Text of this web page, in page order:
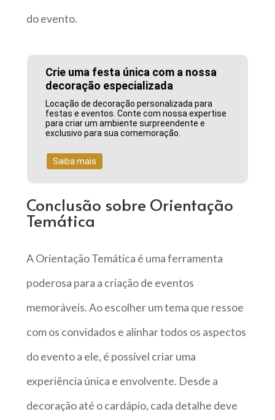
do evento.
Crie uma festa única com a nossa
decoração especializada
Locação de decoração personalizada para
festas e eventos. Conte com nossa expertise
para criar um ambiente surpreendente e
exclusivo para sua comemoração.
Saiba mais
Conclusão sobre Orientação
Temática
A Orientação Temática é uma ferramenta
poderosa para a criação de eventos
memoráveis. Ao escolher um tema que ressoe
com os convidados e alinhar todos os aspectos
do evento a ele, é possível criar uma
experiência única e envolvente. Desde a
decoração até o cardápio, cada detalhe deve